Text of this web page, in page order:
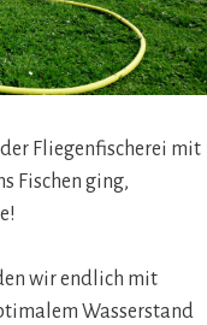
Fliegenfischerei mit
Fischen ging,
wir endlich mit
Wasserstand